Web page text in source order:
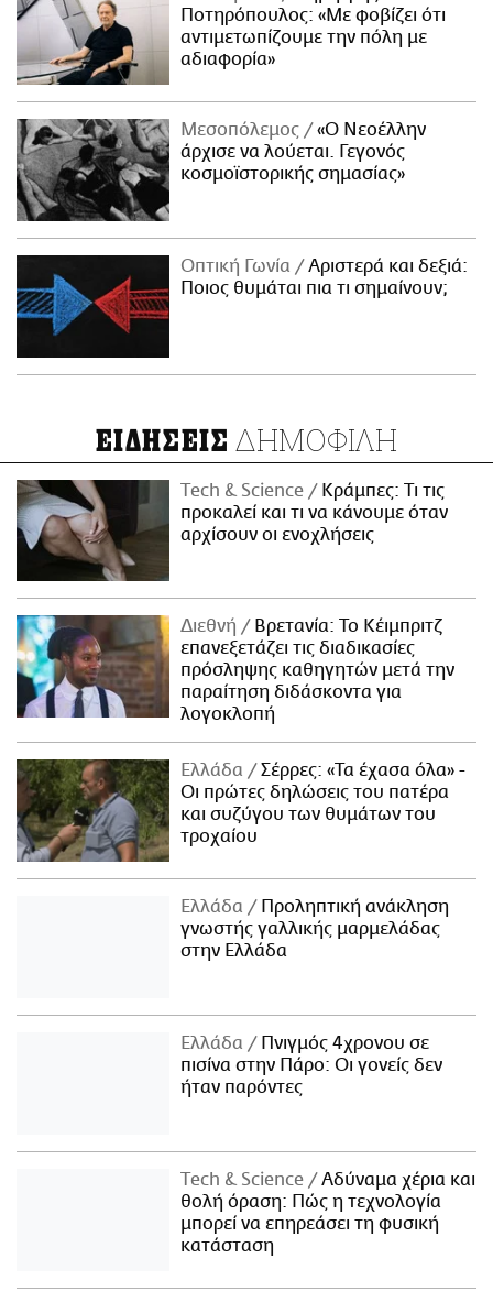
Ποτηρόπουλος: «Με φοβίζει ότι
αντιμετωπίζουμε την πόλη με
αδιαφορία»
Μεσοπόλεμος
«Ο Νεοέλλην
άρχισε να λούεται. Γεγονός
κοσμοϊστορικής σημασίας»
Οπτική Γωνία
Αριστερά και δεξιά:
Ποιος θυμάται πια τι σημαίνουν;
ΕΙΔΗΣΕΙΣ ΔΗΜΟΦΙΛΗ
Τech & Science
Κράμπες: Τι τις
προκαλεί και τι να κάνουμε όταν
αρχίσουν οι ενοχλήσεις
Διεθνή
Βρετανία: Το Κέιμπριτζ
επανεξετάζει τις διαδικασίες
πρόσληψης καθηγητών μετά την
παραίτηση διδάσκοντα για
λογοκλοπή
Ελλάδα
Σέρρες: «Τα έχασα όλα» -
Οι πρώτες δηλώσεις του πατέρα
και συζύγου των θυμάτων του
τροχαίου
Ελλάδα
Προληπτική ανάκληση
γνωστής γαλλικής μαρμελάδας
στην Ελλάδα
Ελλάδα
Πνιγμός 4χρονου σε
πισίνα στην Πάρο: Οι γονείς δεν
ήταν παρόντες
Τech & Science
Αδύναμα χέρια και
θολή όραση: Πώς η τεχνολογία
μπορεί να επηρεάσει τη φυσική
κατάσταση